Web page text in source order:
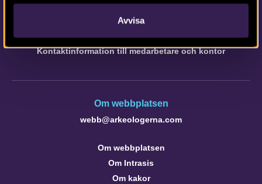
Avvisa
Tfn vx: 010-480 80 00
info@arkeologerna.com
Kontaktinformation till medarbetare och kontor
Om webbplatsen
webb@arkeologerna.com
Om webbplatsen
Om Intrasis
Om kakor